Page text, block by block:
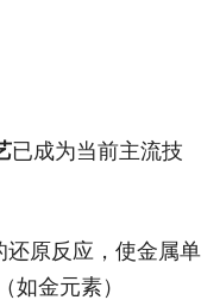
已成为当前主流技
原反应，使金属单
如金元素）